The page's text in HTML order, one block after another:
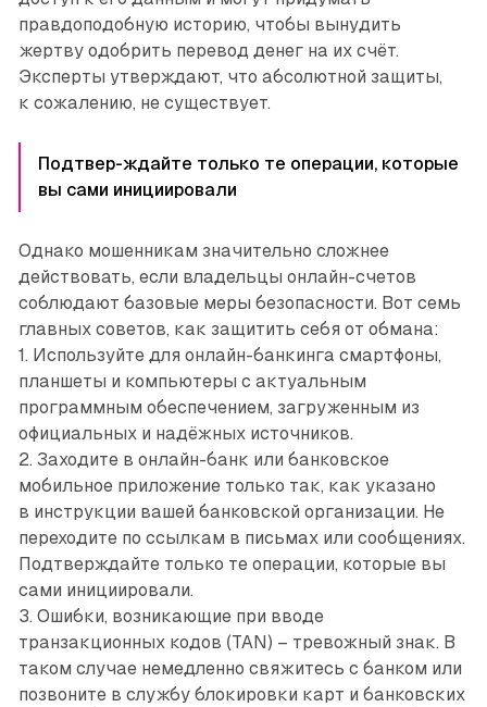
правдоподобную историю, чтобы вынудить
жертву одобрить перевод денег на их счёт.
Эксперты утверждают, что абсолютной защиты,
к сожалению, не существует.
Подтвер-ждайте только те операции, которые
вы сами инициировали
Однако мошенникам значительно сложнее
действовать, если владельцы онлайн-счетов
соблюдают базовые меры безопасности. Вот семь
главных советов, как защитить себя от обмана:
1. Используйте для онлайн-банкинга смартфоны,
планшеты и компьютеры с актуальным
программным обеспечением, загруженным из
официальных и надёжных источников.
2. Заходите в онлайн-банк или банковское
мобильное приложение только так, как указано
в инструкции вашей банковской организации. Не
переходите по ссылкам в письмах или сообщениях.
Подтверждайте только те операции, которые вы
сами инициировали.
3. Ошибки, возникающие при вводе
транзакционных кодов (TAN) – ​тревожный знак. В
таком случае немедленно свяжитесь с банком или
позвоните в службу блокировки карт и банковских